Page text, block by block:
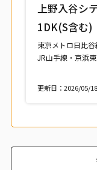
上野入谷シ
1DK(S含む)
東京メトロ日比
JR山手線・京浜
更新日：2026/05/18